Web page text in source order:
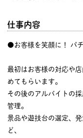
仕事内容
●お客様を笑顔に！ パ
最初はお客様の対応や
めてもらいます。
その後のアルバイトの
管理。
景品や遊技台の選定、
ど、